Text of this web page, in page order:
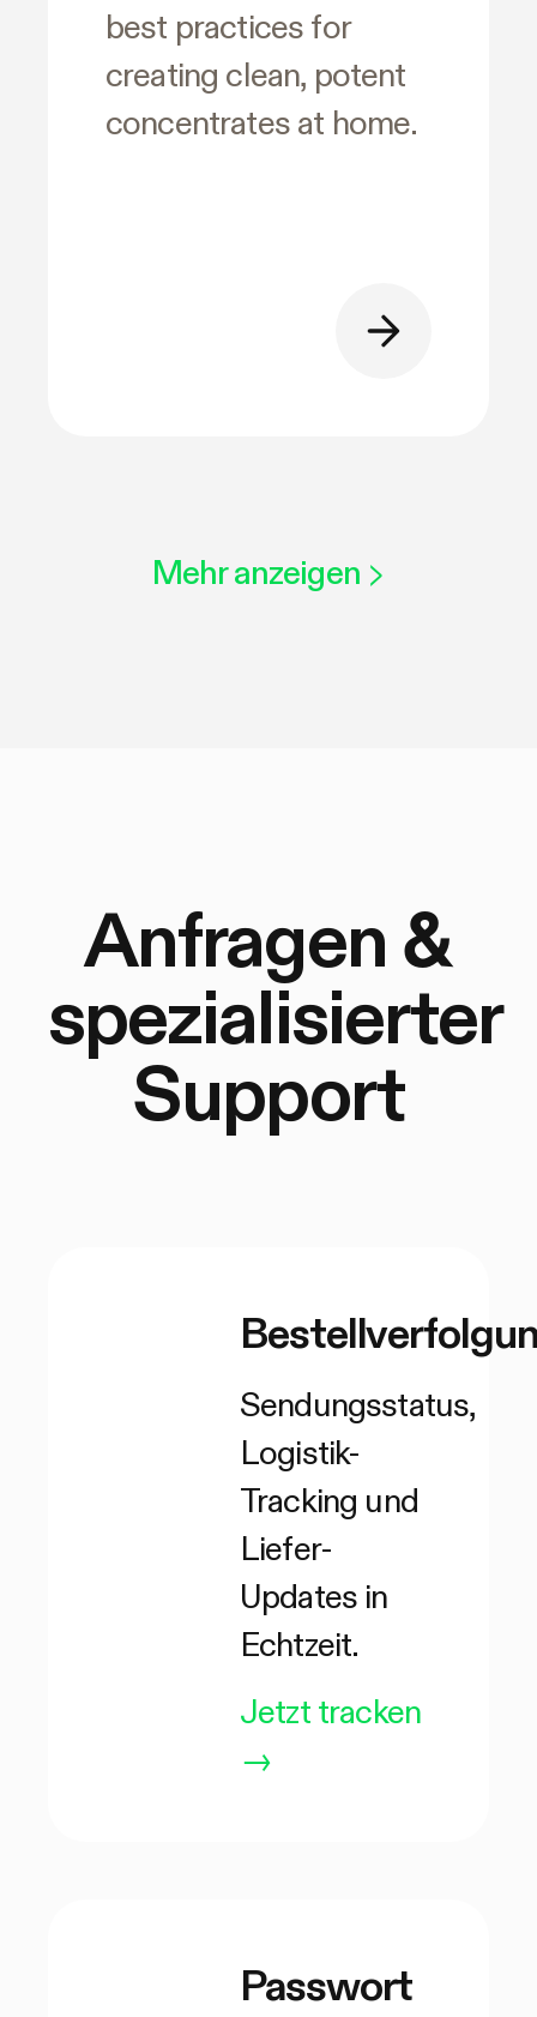
best practices for
creating clean, potent
concentrates at home.
Mehr anzeigen >
Anfragen &
spezialisierter
Support
Sendungsstatus,
Logistik-
Tracking und
Liefer-
Updates in
Echtzeit.
Jetzt tracken
→
Passwort